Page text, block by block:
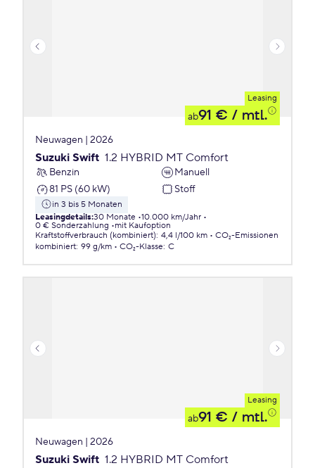
Leasing
ab91 € / mtl.
Neuwagen | 2026
Suzuki Swift 1.2 HYBRID MT Comfort
Benzin
Manuell
81 PS (60 kW)
Stoff
in 3 bis 5 Monaten
Leasingdetails:30 Monate 10.000 km/Jahr
0 € Sonderzahlung
mit Kaufoption
Kraftstoffverbrauch (kombiniert): 4,4 l/100 km
CO₂-Emissionen
kombiniert: 99 g/km CO₂-Klasse: C
Leasing
ab91 € / mtl.
Neuwagen | 2026
Suzuki Swift 1.2 HYBRID MT Comfort